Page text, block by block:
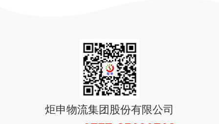
炬申物流集团股份有限公司